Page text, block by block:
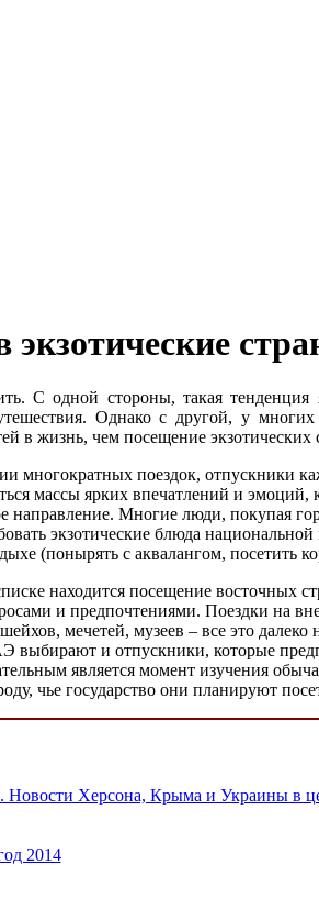
экзотические
С одной стороны, такая тенденция
Однако с другой, у
в жизнь, чем посещение экзотических
поездок, отпускники
массы ярких впечатлений и
Многие люди, покупая
экзотические блюда
(понырять с аквалангом, посетить
находится посещение
и предпочтениями. Поездки на
мечетей, музеев – все это
и отпускники, которые
является момент изучения
чье государство они планируют
Новости Херсона, Крыма и Украины в
2014